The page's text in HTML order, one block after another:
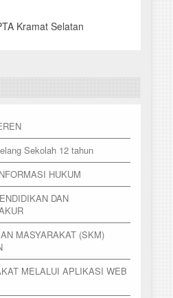
Kramat Selatan
Sekolah 12 tahun
HUKUM
DAN
MASYARAKAT (SKM)
MELALUI APLIKASI WEB